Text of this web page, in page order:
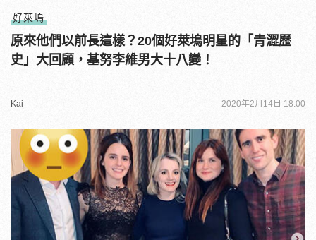
好萊塢
原來他們以前長這樣？20個好萊塢明星的「青澀歷
史」大回顧，基努李維男大十八變！
Kai 2020年2月14日 18:00